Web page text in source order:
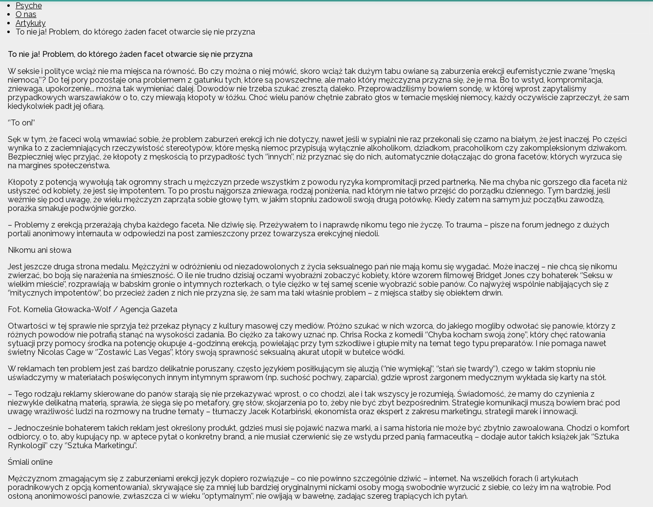
Psyche
O nas
Artykuły
To nie ja! Problem, do którego żaden facet otwarcie się nie przyzna
To nie ja! Problem, do którego żaden facet otwarcie się nie przyzna
W seksie i polityce wciąż nie ma miejsca na równość. Bo czy można o niej mówić, skoro wciąż tak dużym tabu owiane są zaburzenia erekcji eufemistycznie zwane ‘’męską
niemocą’’? Do tej pory pozostaje ona problemem z gatunku tych, które są powszechne, ale mało który mężczyzna przyzna się, że je ma. Bo to wstyd, kompromitacja,
zniewaga, upokorzenie... można tak wymieniać dalej. Dowodów nie trzeba szukać zresztą daleko. Przeprowadziliśmy bowiem sondę, w której wprost zapytaliśmy
przypadkowych warszawiaków o to, czy miewają kłopoty w łóżku. Choć wielu panów chętnie zabrało głos w temacie męskiej niemocy, każdy oczywiście zaprzeczył, że sam
kiedykolwiek padł jej ofiarą.
‘’To oni’’
Sęk w tym, że faceci wolą wmawiać sobie, że problem zaburzeń erekcji ich nie dotyczy, nawet jeśli w sypialni nie raz przekonali się czarno na białym, że jest inaczej. Po części
wynika to z zaciemniających rzeczywistość stereotypów, które męską niemoc przypisują wyłącznie alkoholikom, dziadkom, pracoholikom czy zakompleksionym dziwakom.
Bezpieczniej więc przyjąć, że kłopoty z męskością to przypadłość tych ‘’innych’’, niż przyznać się do nich, automatycznie dołączając do grona facetów, których wyrzuca się
na margines społeczeństwa.
Kłopoty z potencją wywołują tak ogromny strach u mężczyzn przede wszystkim z powodu ryzyka kompromitacji przed partnerką. Nie ma chyba nic gorszego dla faceta niż
usłyszeć od kobiety, że jest się impotentem. To po prostu najgorsza zniewaga, rodzaj poniżenia, nad którym nie łatwo przejść do porządku dziennego. Tym bardziej, jeśli
weźmie się pod uwagę, że wielu mężczyzn zaprząta sobie głowę tym, w jakim stopniu zadowoli swoją drugą połówkę. Kiedy zatem na samym już początku zawodzą,
porażka smakuje podwójnie gorzko.
– Problemy z erekcją przerażają chyba każdego faceta. Nie dziwię się. Przeżywałem to i naprawdę nikomu tego nie życzę. To trauma – pisze na forum jednego z dużych
portali anonimowy internauta w odpowiedzi na post zamieszczony przez towarzysza erekcyjnej niedoli.
Nikomu ani słowa
Jest jeszcze druga strona medalu. Mężczyźni w odróżnieniu od niezadowolonych z życia seksualnego pań nie mają komu się wygadać. Może inaczej – nie chcą się nikomu
zwierzać, bo boją się narażenia na śmieszność. O ile nie trudno dzisiaj oczami wyobraźni zobaczyć kobiety, które wzorem filmowej Bridget Jones czy bohaterek ‘’Seksu w
wielkim mieście’’, rozprawiają w babskim gronie o intymnych rozterkach, o tyle ciężko w tej samej scenie wyobrazić sobie panów. Co najwyżej wspólnie nabijających się z
‘’mitycznych impotentów’’, bo przecież żaden z nich nie przyzna się, że sam ma taki właśnie problem – z miejsca stałby się obiektem drwin.
Fot. Kornelia Głowacka-Wolf / Agencja Gazeta
Otwartości w tej sprawie nie sprzyja też przekaz płynący z kultury masowej czy mediów. Próżno szukać w nich wzorca, do jakiego mogliby odwołać się panowie, którzy z
różnych powodów nie potrafią stanąć na wysokości zadania. Bo ciężko za takowy uznać np. Chrisa Rocka z komedii ‘’Chyba kocham swoją żonę’’, który chęć ratowania
sytuacji przy pomocy środka na potencję okupuje 4-godzinną erekcją, powielając przy tym szkodliwe i głupie mity na temat tego typu preparatów. I nie pomaga nawet
świetny Nicolas Cage w ‘’Zostawić Las Vegas’’, który swoją sprawność seksualną akurat utopił w butelce wódki.
W reklamach ten problem jest zaś bardzo delikatnie poruszany, często językiem posiłkującym się aluzją (‘’nie wymiękaj’’, ‘’stań się twardy’’), czego w takim stopniu nie
uświadczymy w materiałach poświęconych innym intymnym sprawom (np. suchość pochwy, zaparcia), gdzie wprost żargonem medycznym wykłada się karty na stół.
– Tego rodzaju reklamy skierowane do panów starają się nie przekazywać wprost, o co chodzi, ale i tak wszyscy je rozumieją. Świadomość, że mamy do czynienia z
niezwykle delikatną materią, sprawia, że sięga się po metafory, grę słów, skojarzenia po to, żeby nie być zbyt bezpośrednim. Strategie komunikacji muszą bowiem brać pod
uwagę wrażliwość ludzi na rozmowy na trudne tematy – tłumaczy Jacek Kotarbiński, ekonomista oraz ekspert z zakresu marketingu, strategii marek i innowacji.
– Jednocześnie bohaterem takich reklam jest określony produkt, gdzieś musi się pojawić nazwa marki, a i sama historia nie może być zbytnio zawoalowana. Chodzi o komfort
odbiorcy, o to, aby kupujący np. w aptece pytał o konkretny brand, a nie musiał czerwienić się ze wstydu przed panią farmaceutką – dodaje autor takich książek jak ‘’Sztuka
Rynkologii’’ czy ‘’Sztuka Marketingu’’.
Śmiali online
Mężczyznom zmagającym się z zaburzeniami erekcji język dopiero rozwiązuje – co nie powinno szczególnie dziwić – internet. Na wszelkich forach (i artykułach
poradnikowych z opcją komentowania), skrywające się za mniej lub bardziej oryginalnymi nickami osoby mogą swobodnie wyrzucić z siebie, co leży im na wątrobie. Pod
osłoną anonimowości panowie, zwłaszcza ci w wieku ‘’optymalnym’’, nie owijają w bawełnę, zadając szereg trapiących ich pytań.